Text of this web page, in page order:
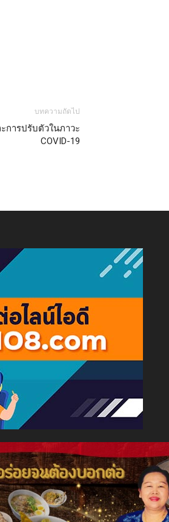
บทความถัดไป
การปรับตัวในภาวะ
COVID-19